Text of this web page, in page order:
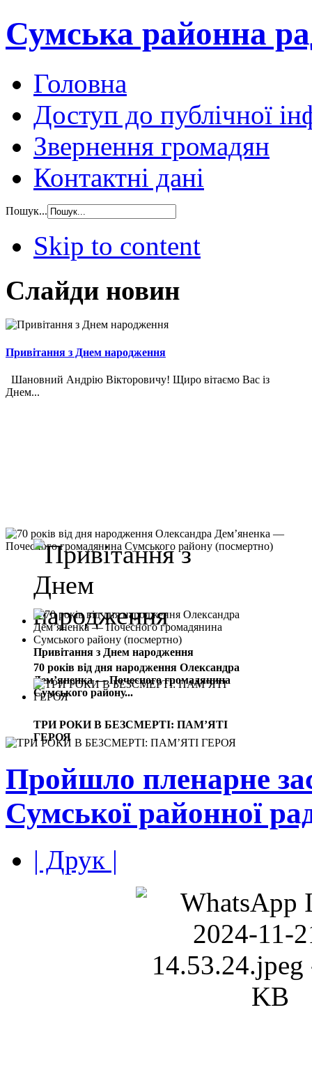
Сумська районна
Головна
Доступ до публічної
Звернення громадян
Контактні дані
Пошук...
Skip to content
Слайди новин
Привітання з Днем народження
Шановний Андрію Вікторовичу! Щиро вітаємо Вас із
Днем...
Привітання з Днем народження
70 років від дня народження Олександра
Дем’яненка — Почесного громадянина
Сумського району...
ТРИ РОКИ В БЕЗСМЕРТІ: ПАМ’ЯТІ
ГЕРОЯ
Пройшло пленарне
Сумської районної
| Друк |